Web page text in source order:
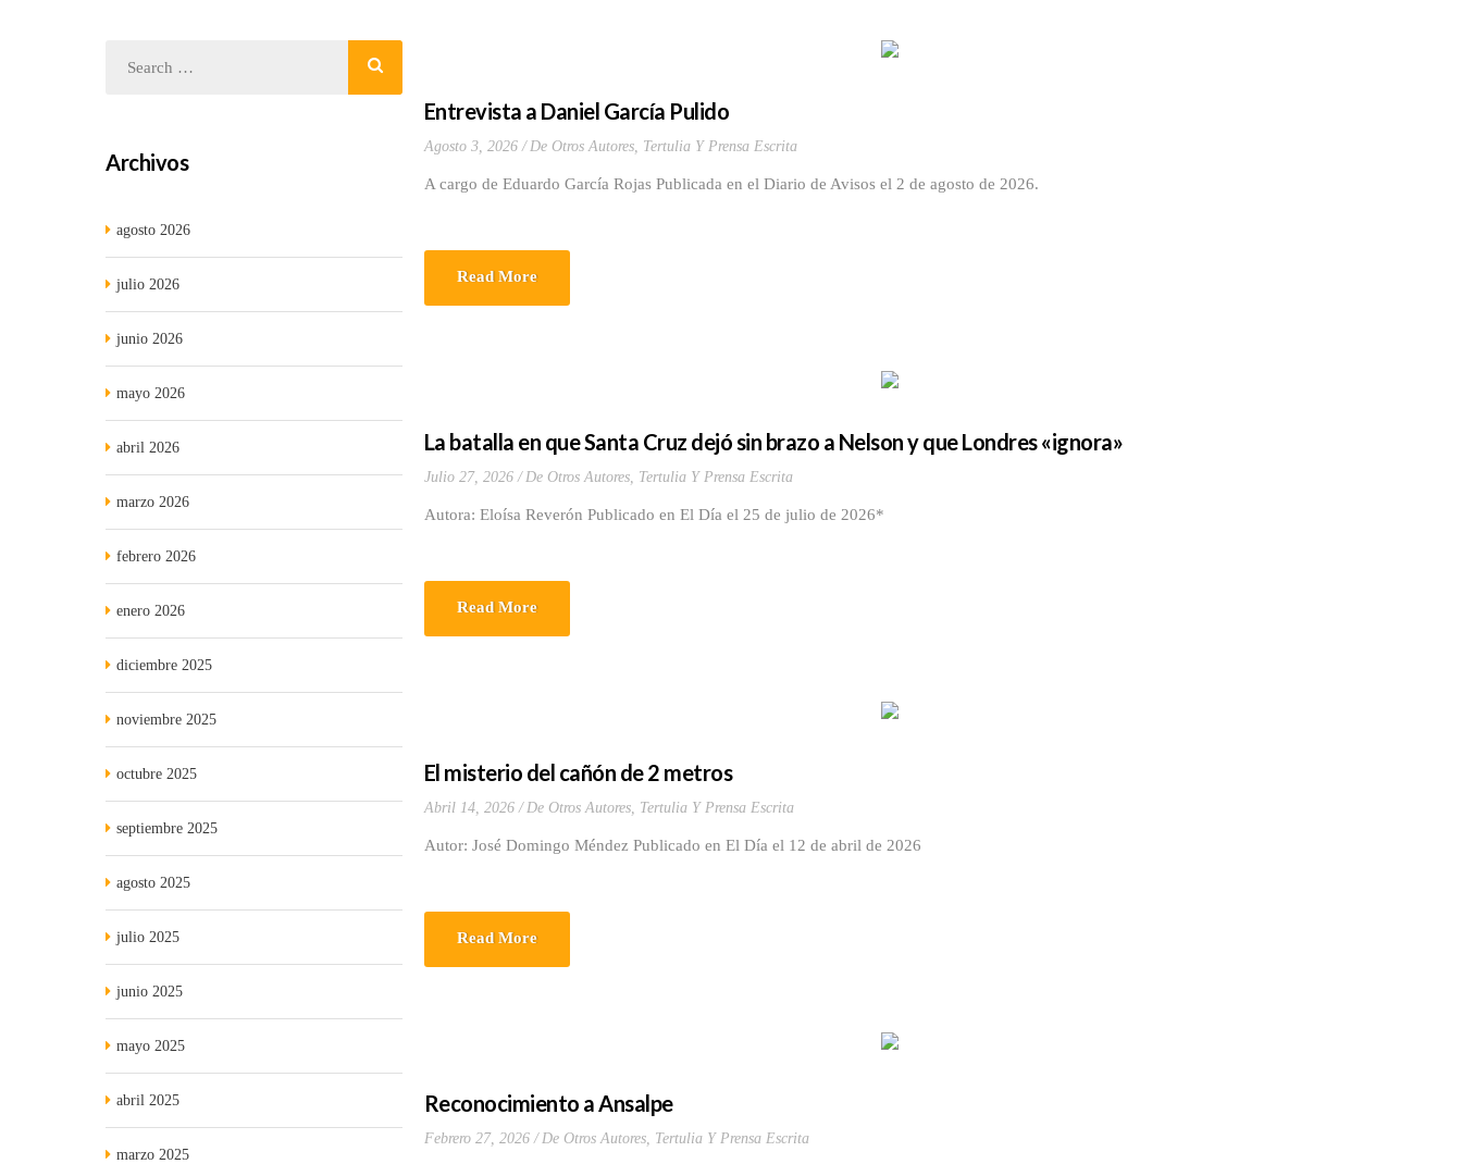
Entrevista a Daniel García Pulido
Agosto 3, 2026 De Otros Autores, Tertulia Y Prensa Escrita
A cargo de Eduardo García Rojas Publicada en el Diario de Avisos el 2 de agosto de 2026.
Read More
La batalla en que Santa Cruz dejó sin brazo a Nelson y que Londres «ignora»
Julio 27, 2026 De Otros Autores, Tertulia Y Prensa Escrita
Autora: Eloísa Reverón Publicado en El Día el 25 de julio de 2026*
Read More
El misterio del cañón de 2 metros
Abril 14, 2026 De Otros Autores, Tertulia Y Prensa Escrita
Autor: José Domingo Méndez Publicado en El Día el 12 de abril de 2026
Read More
Reconocimiento a Ansalpe
Febrero 27, 2026 De Otros Autores, Tertulia Y Prensa Escrita
Archivos
agosto 2026
julio 2026
junio 2026
mayo 2026
abril 2026
marzo 2026
febrero 2026
enero 2026
diciembre 2025
noviembre 2025
octubre 2025
septiembre 2025
agosto 2025
julio 2025
junio 2025
mayo 2025
abril 2025
marzo 2025